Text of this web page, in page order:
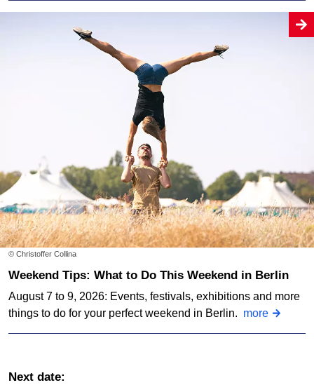
© Christoffer Collina
Weekend Tips: What to Do This Weekend in Berlin
August 7 to 9, 2026: Events, festivals, exhibitions and more
things to do for your perfect weekend in Berlin. more
Next date: